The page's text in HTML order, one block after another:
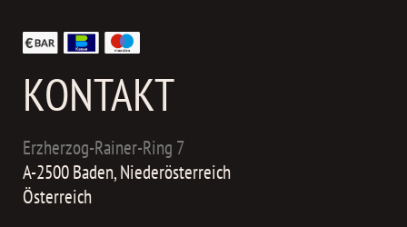
KONTAKT
Erzherzog-Rainer-Ring 7
A-2500 Baden, Niederösterreich
Österreich